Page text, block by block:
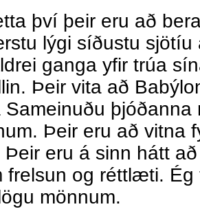
því þeir eru að
lýgi síðustu sjötíu
ganga yfir trúa
Þeir vita að
þjóðanna
Þeir eru að vitna
Þeir eru á sinn hátt
frelsun og réttlæti. Ég
mönnum.